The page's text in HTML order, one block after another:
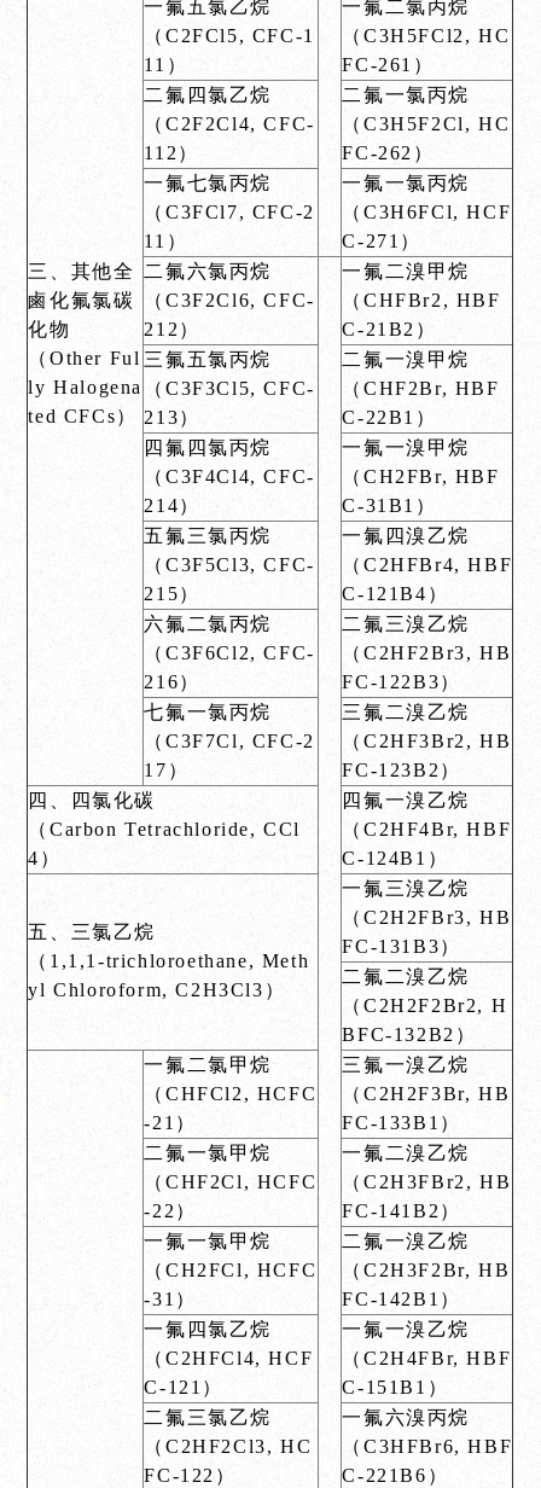
三、其他全
鹵化氟氯碳
化物
（Other Ful
ly Halogena
ted CFCs）
一氟五氯乙烷
（C2FCl5, CFC-1
11）
一氟二氯丙烷
（C3H5FCl2, HC
FC-261）
二氟四氯乙烷
（C2F2Cl4, CFC-
112）
二氟一氯丙烷
（C3H5F2Cl, HC
FC-262）
一氟七氯丙烷
（C3FCl7, CFC-2
11）
一氟一氯丙烷
（C3H6FCl, HCF
C-271）
二氟六氯丙烷
（C3F2Cl6, CFC-
212）
一氟二溴甲烷
（CHFBr2, HBF
C-21B2）
三氟五氯丙烷
（C3F3Cl5, CFC-
213）
二氟一溴甲烷
（CHF2Br, HBF
C-22B1）
四氟四氯丙烷
（C3F4Cl4, CFC-
214）
一氟一溴甲烷
（CH2FBr, HBF
C-31B1）
五氟三氯丙烷
（C3F5Cl3, CFC-
215）
一氟四溴乙烷
（C2HFBr4, HBF
C-121B4）
六氟二氯丙烷
（C3F6Cl2, CFC-
216）
二氟三溴乙烷
（C2HF2Br3, HB
FC-122B3）
七氟一氯丙烷
（C3F7Cl, CFC-2
17）
三氟二溴乙烷
（C2HF3Br2, HB
FC-123B2）
四、四氯化碳
（Carbon Tetrachloride, CCl
4）
四氟一溴乙烷
（C2HF4Br, HBF
C-124B1）
五、三氯乙烷
（1,1,1-trichloroethane, Meth
yl Chloroform, C2H3Cl3）
一氟三溴乙烷
（C2H2FBr3, HB
FC-131B3）
二氟二溴乙烷
（C2H2F2Br2, H
BFC-132B2）
一氟二氯甲烷
（CHFCl2, HCFC
-21）
三氟一溴乙烷
（C2H2F3Br, HB
FC-133B1）
二氟一氯甲烷
（CHF2Cl, HCFC
-22）
一氟二溴乙烷
（C2H3FBr2, HB
FC-141B2）
一氟一氯甲烷
（CH2FCl, HCFC
-31）
二氟一溴乙烷
（C2H3F2Br, HB
FC-142B1）
一氟四氯乙烷
（C2HFCl4, HCF
C-121）
一氟一溴乙烷
（C2H4FBr, HBF
C-151B1）
二氟三氯乙烷
（C2HF2Cl3, HC
FC-122）
一氟六溴丙烷
（C3HFBr6, HBF
C-221B6）